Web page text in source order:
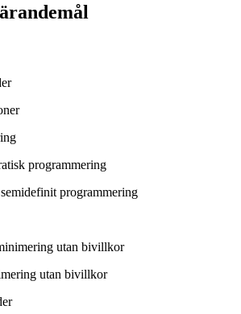
programmering
programmering
utan bivillkor
utan bivillkor